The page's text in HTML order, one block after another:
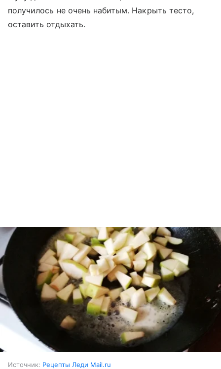
получилось не очень набитым. Накрыть тесто,
оставить отдыхать.
Источник: Рецепты Леди Mail.ru